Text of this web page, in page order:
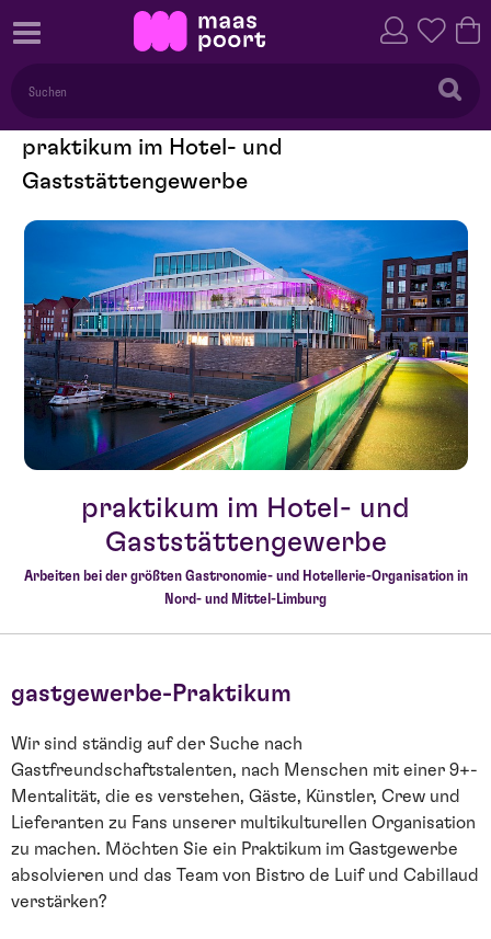
praktikum im Hotel- und
Gaststättengewerbe
praktikum im Hotel- und
Gaststättengewerbe
Arbeiten bei der größten Gastronomie- und Hotellerie-Organisation in
Nord- und Mittel-Limburg
gastgewerbe-Praktikum
Wir sind ständig auf der Suche nach
Gastfreundschaftstalenten, nach Menschen mit einer 9+-
Mentalität, die es verstehen, Gäste, Künstler, Crew und
Lieferanten zu Fans unserer multikulturellen Organisation
zu machen. Möchten Sie ein Praktikum im Gastgewerbe
absolvieren und das Team von Bistro de Luif und Cabillaud
verstärken?